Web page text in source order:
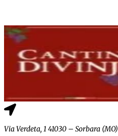
Via Verdeta, 1 41030 – Sorbara (MO)